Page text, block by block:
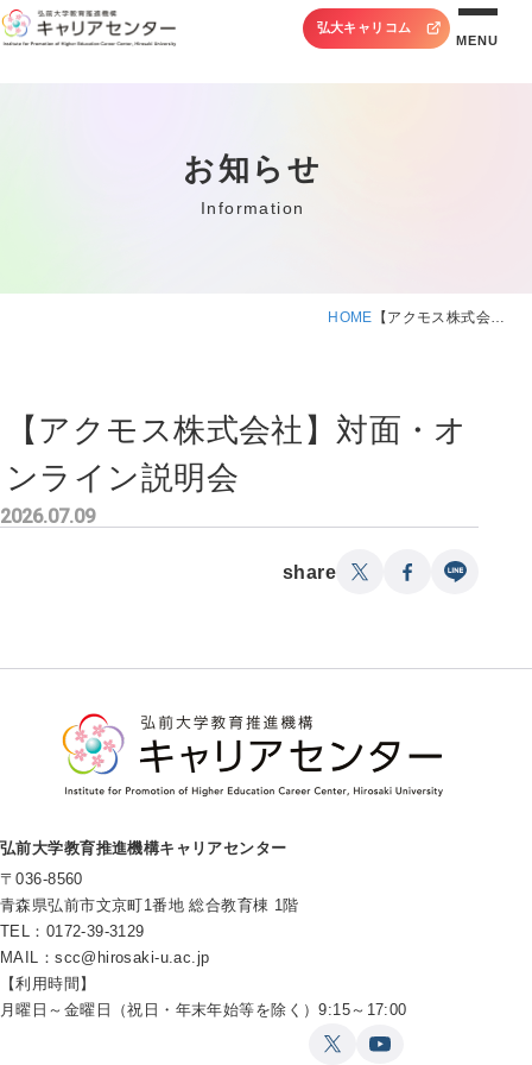
弘大キャリコム
MENU
お知らせ
Information
HOME 【アクモス株式会…
【アクモス株式会社】対面・オ
ンライン説明会
2026.07.09
share
弘前大学教育推進機構キャリアセンター
〒036-8560
青森県弘前市文京町1番地 総合教育棟 1階
TEL：0172-39-3129
MAIL：scc@hirosaki-u.ac.jp
【利用時間】
月曜日～金曜日（祝日・年末年始等を除く）9:15～17:00